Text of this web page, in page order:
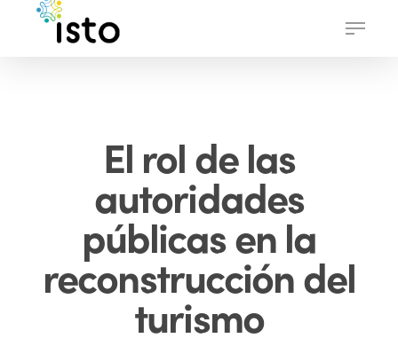
Menu
El rol de las
autoridades
públicas en la
reconstrucción del
turismo